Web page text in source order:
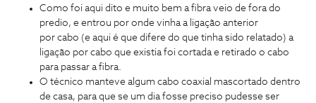
Como foi aqui dito e muito bem a fibra veio de fora do
predio, e entrou por onde vinha a ligação anterior
por cabo (e aqui é que difere do que tinha sido relatado) a
ligação por cabo que existia foi cortada e retirado o cabo
para passar a fibra.
O técnico manteve algum cabo coaxial mascortado dentro
de casa, para que se um dia fosse preciso pudesse ser